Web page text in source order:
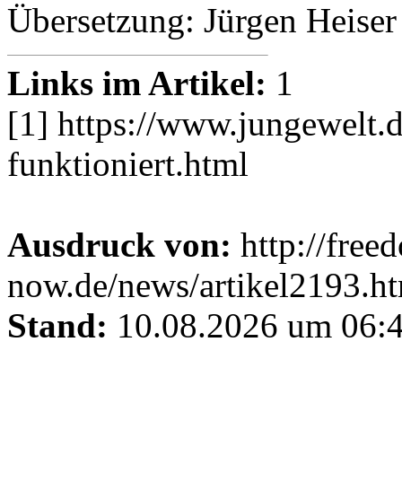
Übersetzung: Jürgen Heiser
Links im Artikel: 1
[1] https://
funktioniert.html
Ausdruck von: http://
now.de/news/
Stand: 10.08.2026 um